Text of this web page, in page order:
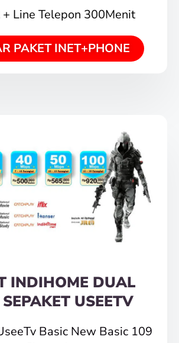
Line Telepon 300Menit
PAKET INET+PHONE
INDIHOME DUAL
USEETV
Basic New Basic 109